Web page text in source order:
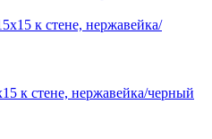
к стене, нержавейка/черный